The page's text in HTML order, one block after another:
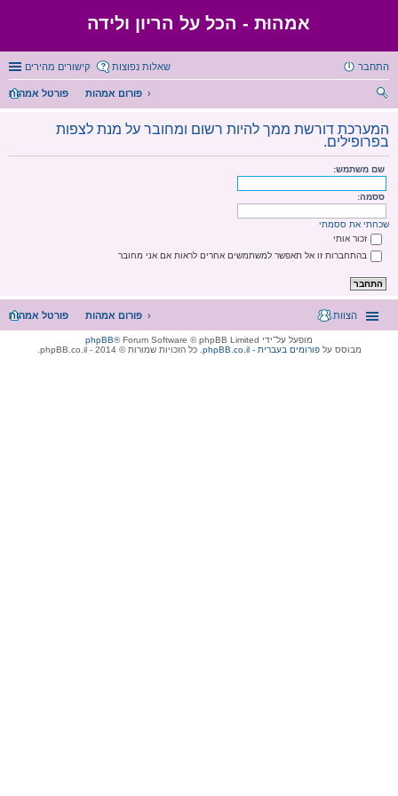
אמהוּת - הכל על הריון ולידה
קישורים מהירים שאלות נפוצות התחבר
פורטל אמהות
פורום אמהות
ש
המערכת דורשת ממך להיות רשום ומחובר על מנת לצפות
בפרופילים.
שם משתמש:
ססמה:
שכחתי את ססמתי
זכור אותי
בהתחברות זו אל תאפשר למשתמשים אחרים לראות אם אני מחובר
פורטל אמהות פורום אמהות הצוות
מופעל על־ידי phpBB® Forum Software © phpBB Limited
מבוסס עלphpBB.co.il - פורומים בעברית . כל הזכויות שמורות © 2014 - phpBB.co.il.